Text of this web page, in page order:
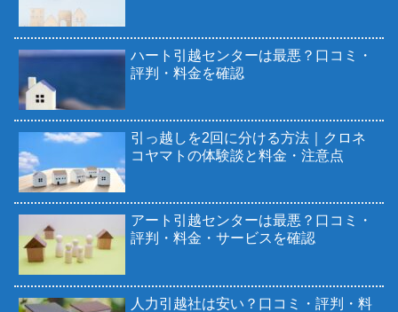
ハート引越センターは最悪？口コミ・
評判・料金を確認
引っ越しを2回に分ける方法｜クロネ
コヤマトの体験談と料金・注意点
アート引越センターは最悪？口コミ・
評判・料金・サービスを確認
人力引越社は安い？口コミ・評判・料